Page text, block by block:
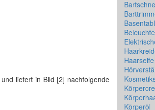
und liefert in Bild [2] nachfolgende
Haarseife
Körperöl